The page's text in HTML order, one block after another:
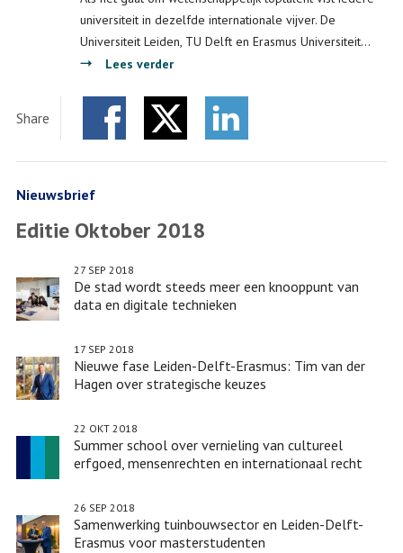
universiteit in dezelfde internationale vijver. De
Universiteit Leiden, TU Delft en Erasmus Universiteit…
Lees verder
call
LEaDing
wetenschappelijk
Share
Nieuwsbrief
Editie Oktober 2018
De stad wordt steeds meer een knooppunt van
data en digitale technieken
27 SEP 2018
Nieuwe fase Leiden-Delft-Erasmus: Tim van der
Hagen over strategische keuzes
17 SEP 2018
Summer school over vernieling van cultureel
erfgoed, mensenrechten en internationaal recht
22 OKT 2018
Samenwerking tuinbouwsector en Leiden-Delft-
Erasmus voor masterstudenten
26 SEP 2018